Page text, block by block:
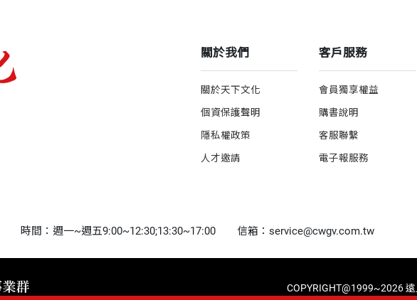
關於我們
關於天下文化
個資保護聲明
隱私權政策
人才邀請
客戶服務
會員獨享權益
購書說明
客服聯繫
電子報服務
時間：週一~週五9:00~12:30;13:30~17:00 信箱：service@cwgv.com.tw
COPYRIGHT@1999~2026